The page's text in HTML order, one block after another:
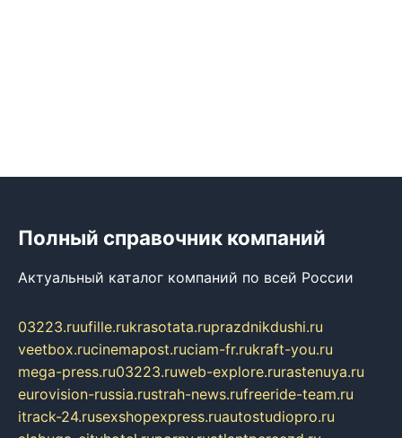
Полный справочник компаний
Актуальный каталог компаний по всей России
03223.ruufille.rukrasotata.ruprazdnikdushi.ru
veetbox.rucinemapost.ruciam-fr.rukraft-you.ru
mega-press.ru03223.ruweb-explore.rurastenuya.ru
eurovision-russia.rustrah-news.rufreeride-team.ru
itrack-24.rusexshopexpress.ruautostudiopro.ru